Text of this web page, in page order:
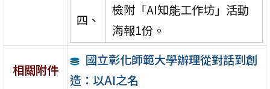
四、
檢附「AI知能工作坊」活動
海報1份。
相關附件
國立彰化師範大學辦理從對話到創
造：以AI之名